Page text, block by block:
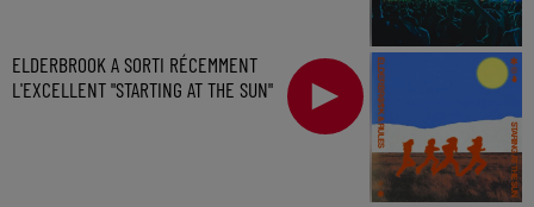
ELDERBROOK A SORTI RÉCEMMENT
L'EXCELLENT "STARTING AT THE SUN"